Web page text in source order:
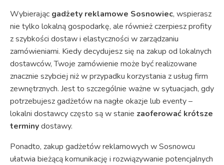
Wybierając gadżety reklamowe Sosnowiec, wspierasz
nie tylko lokalną gospodarkę, ale również czerpiesz profity
z szybkości dostaw i elastyczności w zarządzaniu
zamówieniami. Kiedy decydujesz się na zakup od lokalnych
dostawców, Twoje zamówienie może być realizowane
znacznie szybciej niż w przypadku korzystania z usług firm
zewnętrznych. Jest to szczególnie ważne w sytuacjach, gdy
potrzebujesz gadżetów na nagłe okazje lub eventy –
lokalni dostawcy często są w stanie zaoferować krótsze
terminydostawy.
Ponadto, zakup gadżetów reklamowych w Sosnowcu
ułatwia bieżącą komunikację i rozwiązywanie potencjalnych